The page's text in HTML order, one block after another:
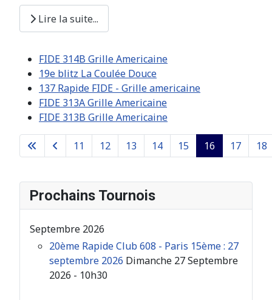
Prochains Tournois
Septembre 2026
20ème Rapide Club 608 - Paris 15ème : 27
septembre 2026 Dimanche 27 Septembre
2026 - 10h30
Lire la suite...
FIDE 314B Grille Americaine
19e blitz La Coulée Douce
137 Rapide FIDE - Grille americaine
FIDE 313A Grille Americaine
FIDE 313B Grille Americaine
Page 16 sur 26
11 12 13 14 15 16 17 18